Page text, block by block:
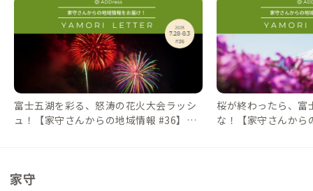
店：徒歩22分 買い物 ・ダイソー富士山駅ビル店：徒歩2分 ・無
印良品富士山駅ビル店：徒歩2分 ・御師町 お休み処：徒歩15分
（観光案内所/お土産） ・カインズ富士吉田店：徒歩22分 ・旅
の駅 kawaguchiko base：車10分 観光 ・富士急ハイランド：
車7分 ・八木崎公園（河口湖畔）：車16分 ・忍野八海：車16分
富士五湖を彩る、怒涛の花火大会ラッシ
ュ！【家守さんからの地域情報 #36】｜#
桜が終わったら、富
な！【家守さんから
家守